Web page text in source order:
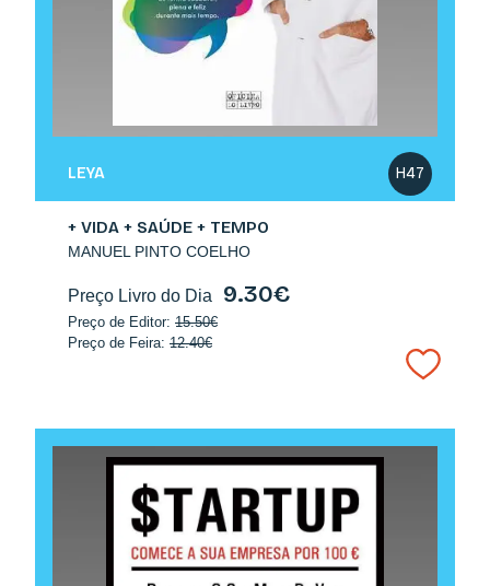
H47
LEYA
+ VIDA + SAÚDE + TEMPO
MANUEL PINTO COELHO
Preço Livro do Dia 9.30€
Preço de Editor: 15.50€
Preço de Feira: 12.40€